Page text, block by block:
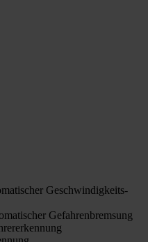
Geschwindigkeits-
Gefahrenbremsung